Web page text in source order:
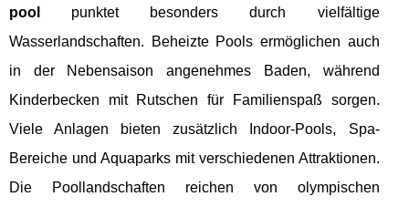
pool
punktet besonders durch vielfältige
Wasserlandschaften. Beheizte Pools ermöglichen auch
in der Nebensaison angenehmes Baden, während
Kinderbecken mit Rutschen für Familienspaß sorgen.
Viele Anlagen bieten zusätzlich Indoor-Pools, Spa-
Bereiche und Aquaparks mit verschiedenen Attraktionen.
Die Poollandschaften reichen von olympischen